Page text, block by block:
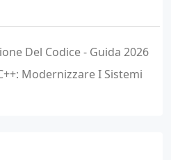
Del Codice - Guida 2026
Modernizzare I Sistemi